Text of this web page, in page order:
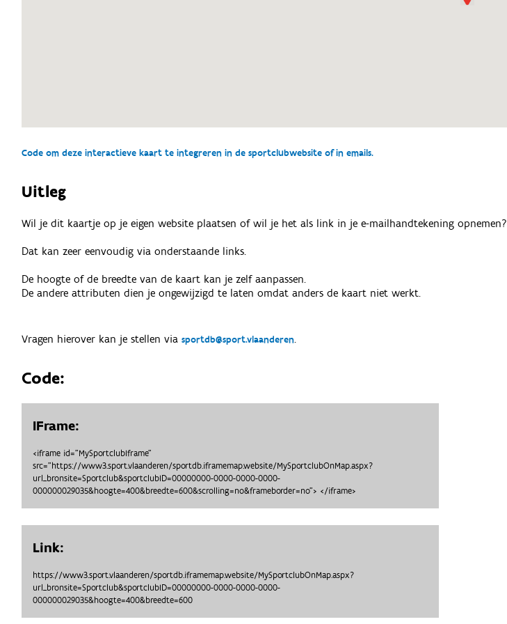
Code om deze interactieve kaart te integreren in de sportclubwebsite of in emails.
Uitleg
Wil je dit kaartje op je eigen website plaatsen of wil je het als link in je e-mailhandtekening opnemen?
Dat kan zeer eenvoudig via onderstaande links.
De hoogte of de breedte van de kaart kan je zelf aanpassen.
De andere attributen dien je ongewijzigd te laten omdat anders de kaart niet werkt.
Vragen hierover kan je stellen viasportdb@sport.vlaanderen.
Code:
IFrame:
<iframe id="MySportclubIframe"
src="https://www3.sport.vlaanderen/sportdb.iframemap.website/MySportclubOnMap.aspx?
url_bronsite=Sportclub&sportclubID=00000000-0000-0000-0000-
000000029035&hoogte=400&breedte=600&scrolling=no&frameborder=no"> </iframe>
Link:
https://www3.sport.vlaanderen/sportdb.iframemap.website/MySportclubOnMap.aspx?
url_bronsite=Sportclub&sportclubID=00000000-0000-0000-0000-
000000029035&hoogte=400&breedte=600